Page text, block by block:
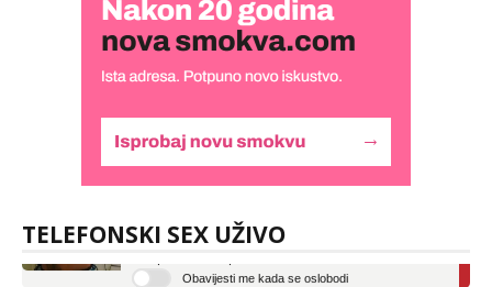
TELEFONSKI SEX UŽIVO
Tel:064/677-677 - Kod: #132
tel:0,93€ - mob:1,12€ min
Obavijesti me kada se oslobodi